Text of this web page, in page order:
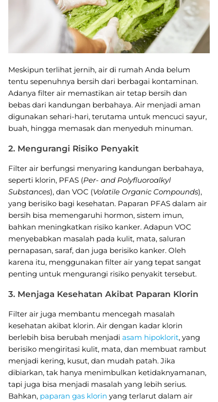
Meskipun terlihat jernih, air di rumah Anda belum
tentu sepenuhnya bersih dari berbagai kontaminan.
Adanya filter air memastikan air tetap bersih dan
bebas dari kandungan berbahaya. Air menjadi aman
digunakan sehari-hari, terutama untuk mencuci sayur,
buah, hingga memasak dan menyeduh minuman.
2. Mengurangi Risiko Penyakit
Filter air berfungsi menyaring kandungan berbahaya,
seperti klorin, PFAS (Per- and Polyfluoroalkyl
Substances), dan VOC (Volatile Organic Compounds),
yang berisiko bagi kesehatan. Paparan PFAS dalam air
bersih bisa memengaruhi hormon, sistem imun,
bahkan meningkatkan risiko kanker. Adapun VOC
menyebabkan masalah pada kulit, mata, saluran
pernapasan, saraf, dan juga berisiko kanker. Oleh
karena itu, menggunakan filter air yang tepat sangat
penting untuk mengurangi risiko penyakit tersebut.
3. Menjaga Kesehatan Akibat Paparan Klorin
Filter air juga membantu mencegah masalah
kesehatan akibat klorin. Air dengan kadar klorin
berlebih bisa berubah menjadi asam hipoklorit, yang
berisiko mengiritasi kulit, mata, dan membuat rambut
menjadi kering, kusut, dan mudah patah. Jika
dibiarkan, tak hanya menimbulkan ketidaknyamanan,
tapi juga bisa menjadi masalah yang lebih serius.
Bahkan, paparan gas klorin yang terlarut dalam air